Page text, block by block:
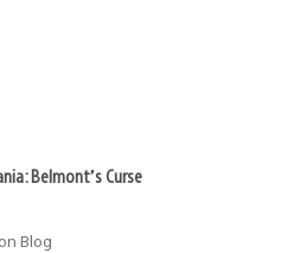
Belmont’s Curse
Blog